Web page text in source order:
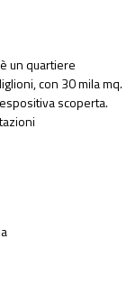
un quartiere
con 30 mila mq.
scoperta.